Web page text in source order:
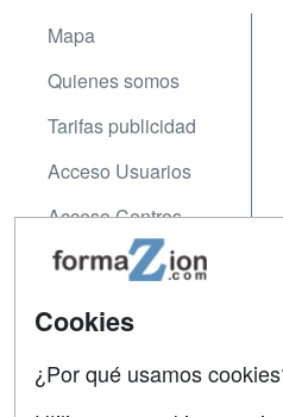
Mapa
Quienes somos
Tarifas publicidad
Acceso Usuarios
Acceso Centros
Contactar
Cookies
¿Por qué usamos